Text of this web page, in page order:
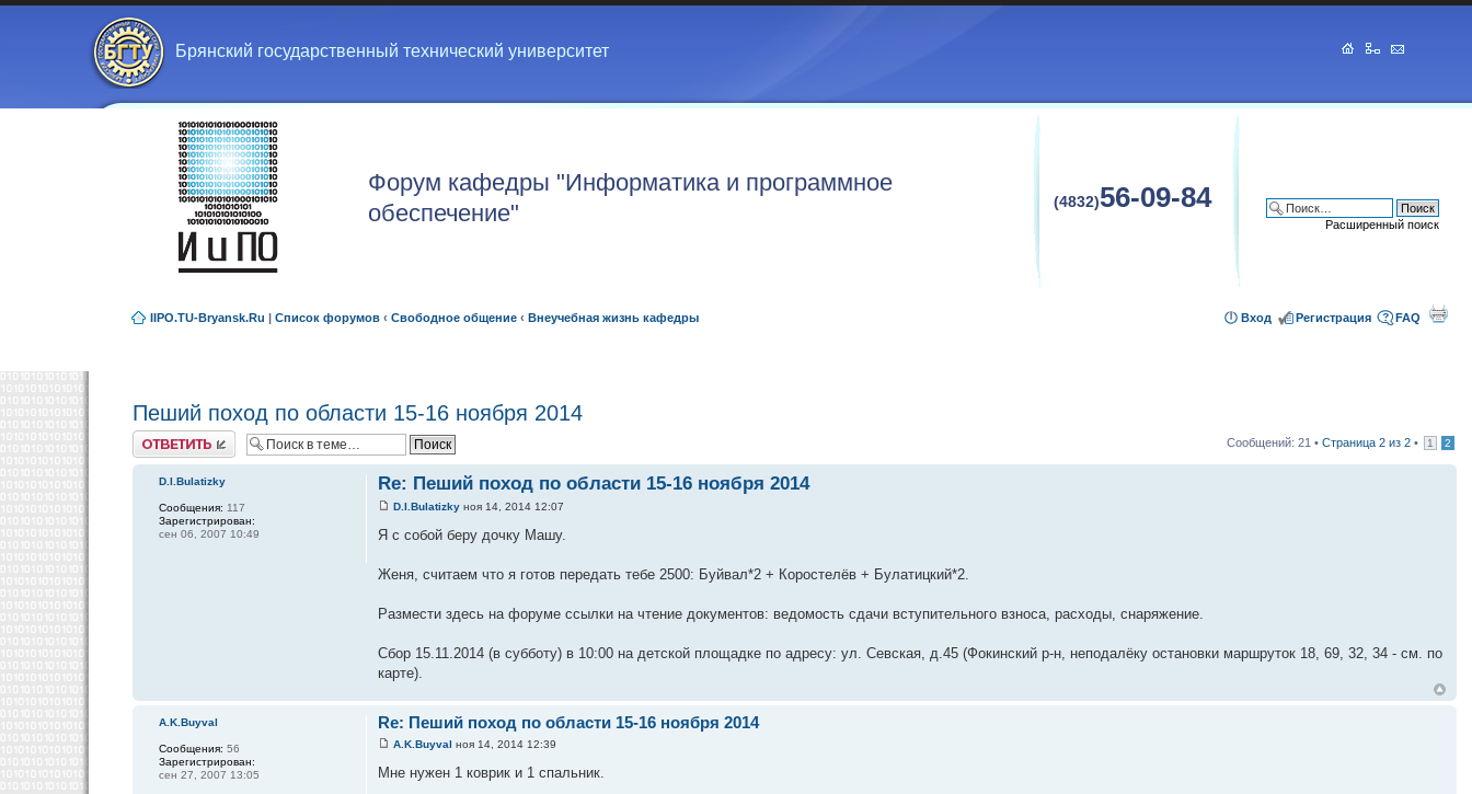
Брянский государственный технический университет
Форум кафедры "Информатика и программное
обеспечение"
(4832)56-09-84
Расширенный поиск
IIPO.TU-Bryansk.Ru | Список форумов ‹ Свободное общение ‹ Внеучебная жизнь кафедры FAQ
Регистрация
Вход
Пеший поход по области 15-16 ноября 2014
Ответить Сообщений: 21 • Страница 2 из 2 • 1 2
Re: Пеший поход по области 15-16 ноября 2014
D.I.Bulatizky ноя 14, 2014 12:07
Я с собой беру дочку Машу.
Женя, считаем что я готов передать тебе 2500: Буйвал*2 + Коростелёв + Булатицкий*2.
Размести здесь на форуме ссылки на чтение документов: ведомость сдачи вступительного взноса, расходы, снаряжение.
Сбор 15.11.2014 (в субботу) в 10:00 на детской площадке по адресу: ул. Севская, д.45 (Фокинский р-н, неподалёку остановки маршруток 18, 69, 32, 34 - см. по
карте).
D.I.Bulatizky
Сообщения: 117
Зарегистрирован:
сен 06, 2007 10:49
Re: Пеший поход по области 15-16 ноября 2014
A.K.Buyval ноя 14, 2014 12:39
Мне нужен 1 коврик и 1 спальник.
A.K.Buyval
Сообщения: 56
Зарегистрирован:
сен 27, 2007 13:05